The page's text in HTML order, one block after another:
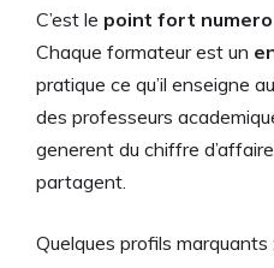
C’est le point fort numero
Chaque formateur est un
pratique ce qu’il enseigne
des professeurs
generent du chiffre
partagent.
Quelques profils marquants :